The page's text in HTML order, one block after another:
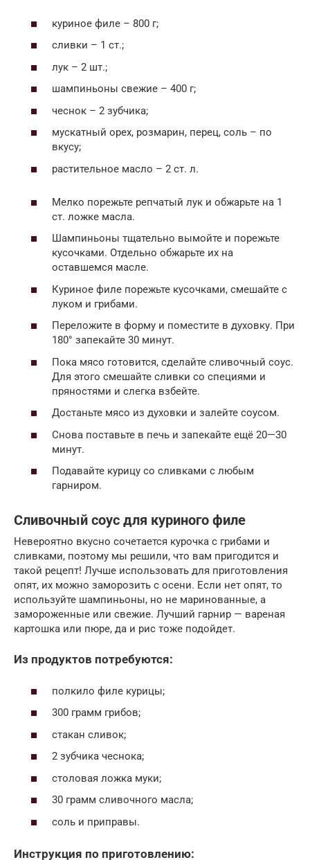
куриное филе – 800 г;
сливки – 1 ст.;
лук – 2 шт.;
шампиньоны свежие – 400 г;
чеснок – 2 зубчика;
мускатный орех, розмарин, перец, соль – по
вкусу;
растительное масло – 2 ст. л.
Мелко порежьте репчатый лук и обжарьте на 1
ст. ложке масла.
Шампиньоны тщательно вымойте и порежьте
кусочками. Отдельно обжарьте их на
оставшемся масле.
Куриное филе порежьте кусочками, смешайте с
луком и грибами.
Переложите в форму и поместите в духовку. При
180° запекайте 30 минут.
Пока мясо готовится, сделайте сливочный соус.
Для этого смешайте сливки со специями и
пряностями и слегка взбейте.
Достаньте мясо из духовки и залейте соусом.
Снова поставьте в печь и запекайте ещё 20—30
минут.
Подавайте курицу со сливками с любым
гарниром.
Сливочный соус для куриного филе
Невероятно вкусно сочетается курочка с грибами и
сливками, поэтому мы решили, что вам пригодится и
такой рецепт! Лучше использовать для приготовления
опят, их можно заморозить с осени. Если нет опят, то
используйте шампиньоны, но не маринованные, а
замороженные или свежие. Лучший гарнир — вареная
картошка или пюре, да и рис тоже подойдет.
Из продуктов потребуются:
полкило филе курицы;
300 грамм грибов;
стакан сливок;
2 зубчика чеснока;
столовая ложка муки;
30 грамм сливочного масла;
соль и приправы.
Инструкция по приготовлению: